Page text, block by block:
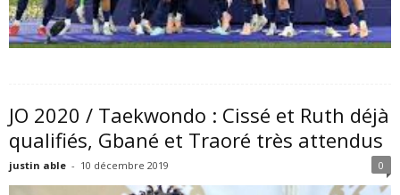
JO 2020 / Taekwondo : Cissé et Ruth déjà
qualifiés, Gbané et Traoré très attendus
justin able - 10 décembre 2019 0